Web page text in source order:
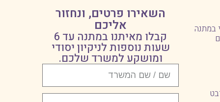
במתנה
השאירו פרטים, ונחזור
אליכם
קבלו מאיתנו במתנה עד 6
שעות נוספות לניקיון יסודי
ומושקע למשרד שלכם.